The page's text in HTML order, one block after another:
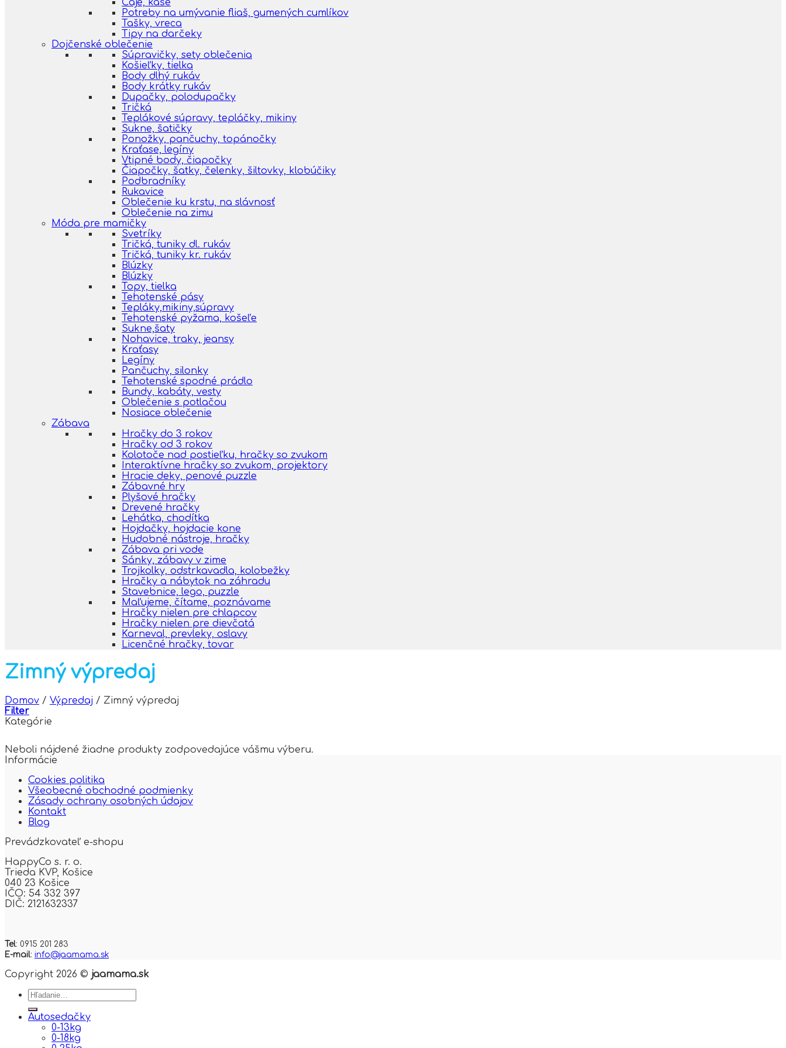
Čaje, kaše
Potreby na umývanie fliaš, gumených cumlíkov
Tašky, vreca
Tipy na darčeky
Dojčenské oblečenie
Súpravičky, sety oblečenia
Košieľky, tielka
Body dlhý rukáv
Body krátky rukáv
Dupačky, polodupačky
Tričká
Teplákové súpravy, tepláčky, mikiny
Sukne, šatičky
Ponožky, pančuchy, topánočky
Kraťase, legíny
Vtipné body, čiapočky
Čiapočky, šatky, čelenky, šiltovky, klobúčiky
Podbradníky
Rukavice
Oblečenie ku krstu, na slávnosť
Oblečenie na zimu
Móda pre mamičky
Svetríky
Tričká, tuniky dl. rukáv
Tričká, tuniky kr. rukáv
Blúzky
Blúzky
Topy, tielka
Tehotenské pásy
Tepláky,mikiny,súpravy
Tehotenské pyžama, košeľe
Sukne,šaty
Nohavice, traky, jeansy
Kraťasy
Legíny
Pančuchy, silonky
Tehotenské spodné prádlo
Bundy, kabáty, vesty
Oblečenie s potlačou
Nosiace oblečenie
Zábava
Hračky do 3 rokov
Hračky od 3 rokov
Kolotoče nad postieľku, hračky so zvukom
Interaktívne hračky so zvukom, projektory
Hracie deky, penové puzzle
Zábavné hry
Plyšové hračky
Drevené hračky
Lehátka, chodítka
Hojdačky, hojdacie kone
Hudobné nástroje, hračky
Zábava pri vode
Sánky, zábavy v zime
Trojkolky, odstrkavadla, kolobežky
Hračky a nábytok na záhradu
Stavebnice, lego, puzzle
Maľujeme, čítame, poznávame
Hračky nielen pre chlapcov
Hračky nielen pre dievčatá
Karneval, prevleky, oslavy
Licenčné hračky, tovar
Zimný výpredaj
Domov / Výpredaj / Zimný výpredaj
Filter
Kategórie
Neboli nájdené žiadne produkty zodpovedajúce vášmu výberu.
Informácie
Cookies politika
Všeobecné obchodné podmienky
Zásady ochrany osobných údajov
Kontakt
Blog
Prevádzkovateľ e-shopu
HappyCo s. r. o.
Trieda KVP, Košice
040 23 Košice
IČO: 54 332 397
DIČ: 2121632337
Tel: 0915 201 283
E-mail: info@jaamama.sk
Copyright 2026 © jaamama.sk
Hľadať:
Autosedačky
0-13kg
0-18kg